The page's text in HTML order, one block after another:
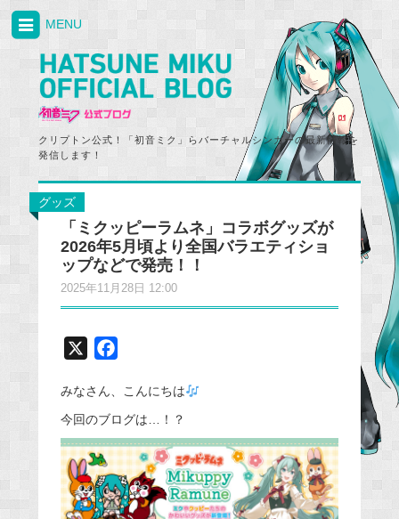
クリプトン公式！「初音ミク」らバーチャルシンガーの最新情報を
発信します！
MENU
グッズ
「ミクッピーラムネ」コラボグッズが
2026年5月頃より全国バラエティショ
ップなどで発売！！
2025年11月28日 12:00
c
e
b
o
o
k
みなさん、こんにちは
今回のブログは…！？